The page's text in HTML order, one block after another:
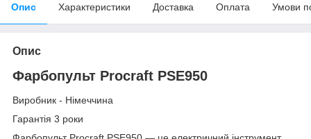
Опис Характеристики Доставка Оплата Умови
Опис
Фарбопульт Procraft PSE950
Виробник - Німеччина
Гарантія 3 роки